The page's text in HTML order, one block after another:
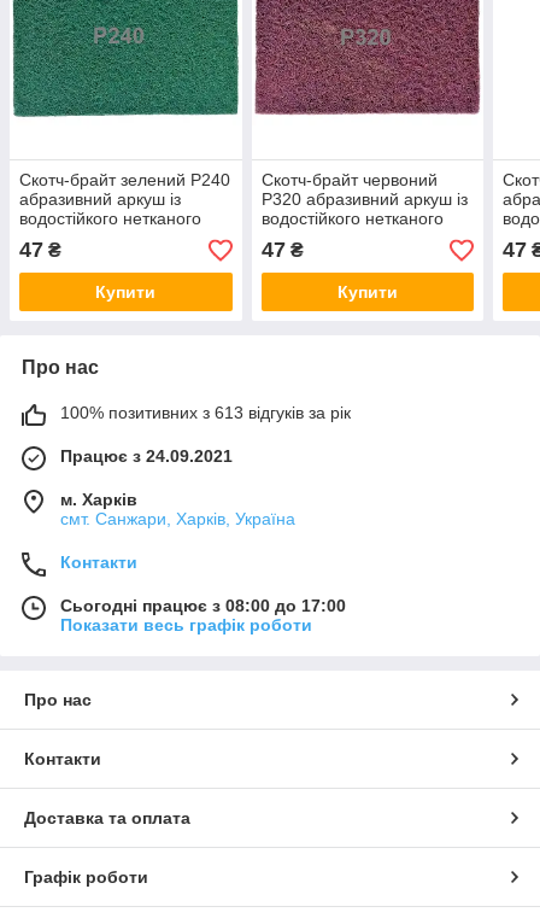
Скотч-брайт зелений P240
абразивний аркуш із
водостійкого нетканого
волокна APP WS 222
23×15см 1шт.
47 ₴
Купити
Скотч-брайт червоний
P320 абразивний аркуш із
водостійкого нетканого
волокна APP WS 222
23×15см 1шт.
47₴
Купити
47
Про нас
100% позитивних з 613 відгуків за рік
Працює з 24.09.2021
м. Харків
смт. Санжари, Харків, Україна
Контакти
Сьогодні працює з 08:00 до 17:00
Показати весь графік роботи
Про нас
Контакти
Доставка та оплата
Графік роботи